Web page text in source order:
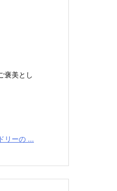
褒美とし
リーの ...